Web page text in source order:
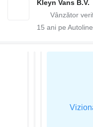
Kleyn Vans B.V.
15 ani pe Autoline